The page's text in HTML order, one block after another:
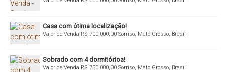
Casa com ótima localização!
R$ 700.000,00
Valor de Venda Sorriso, Mato Grosso, Brasil
Sobrado com 4 dormitórioa!
R$ 750.000,00
Valor de Venda Sorriso, Mato Grosso, Brasil